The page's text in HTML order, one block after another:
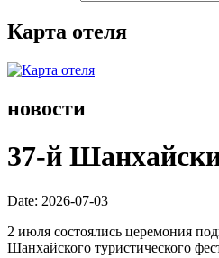
Карта отеля
новости
37-й
Date: 2026-07-03
2 июля состоялись церемония
Шанхайского туристического